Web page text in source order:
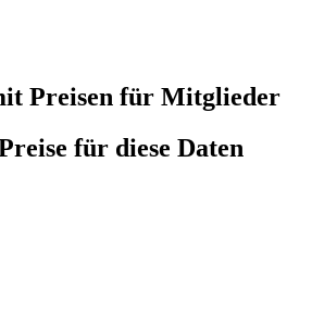
Preisen für Mitglieder
für diese Daten